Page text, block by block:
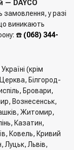
— DAYCO
у разі
виникають
☎️ (068) 344-
(крім
Білгород-
Бровари,
Вознесенськ,
Житомир,
Казатин,
Ковель, Кривий
Луцьк, Львів,